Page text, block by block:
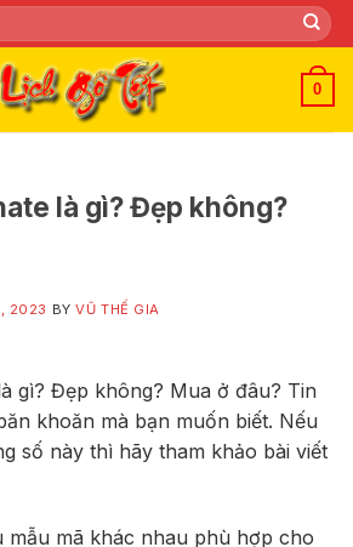
0
là gì? Đẹp không?
2023 BYVŨ THẾ GIA
gì? Đẹp không? Mua ở đâu? Tin
khoăn mà bạn muốn biết. Nếu
số này thì hãy tham khảo bài viết
mẫu mã khác nhau phù hợp cho